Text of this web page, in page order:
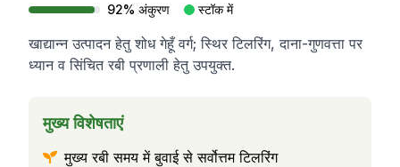
92% अंकुरण स्टॉक में
खाद्यान्न उत्पादन हेतु शोध गेहूँ वर्ग; स्थिर टिलरिंग, दाना-गुणवत्ता पर
ध्यान व सिंचित रबी प्रणाली हेतु उपयुक्त.
मुख्य विशेषताएं
मुख्य रबी समय में बुवाई से सर्वोत्तम टिलरिंग